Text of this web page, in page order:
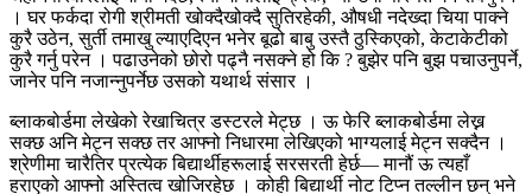
। घर फर्कदा रोगी श्रीमती खोक्दैखोक्दै सुतिरहेकी, औषधी नदेख्दा चिया पाक्ने
कुरै उठेन, सुर्ती तमाखु ल्याएदिएन भनेर बूढो बाबु उस्तै ठुस्किएको, केटाकेटीको
कुरै गर्नु परेन । पढाउनेको छोरो पढ्नै नसक्ने हो कि ? बुझेर पनि बुझ पचाउनुपर्ने,
जानेर पनि नजान्नुपर्नेछ उसको यथार्थ संसार ।
ब्लाकबोर्डमा लेखेको रेखाचित्र डस्टरले मेट्छ । ऊ फेरि ब्लाकबोर्डमा लेख्न
सक्छ अनि मेट्न सक्छ तर आफ्नो निधारमा लेखिएको भाग्यलाई मेट्न सक्दैन ।
श्रेणीमा चारैतिर प्रत्येक बिद्यार्थीहरूलाई सरसरती हेर्छ— मानौं ऊ त्यहाँ
हराएको आफ्नो अस्तित्व खोजिरहेछ । कोही बिद्यार्थी नोट टिप्न तल्लीन छन् भने